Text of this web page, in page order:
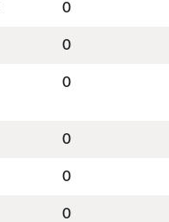
0
0
0
0
0
0